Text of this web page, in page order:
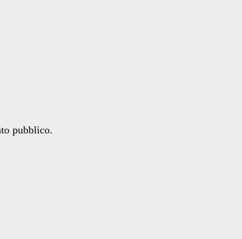
pubblico.